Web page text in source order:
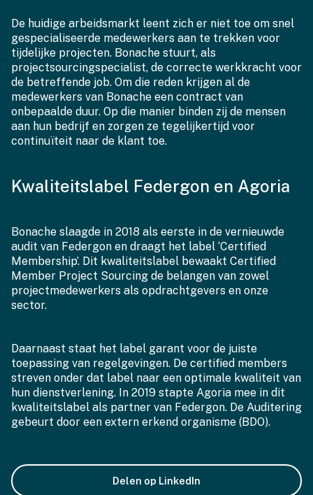
De huidige arbeidsmarkt leent zich er niet toe om snel
gespecialiseerde medewerkers aan te trekken voor
tijdelijke projecten. Bonache stuurt, als
projectsourcingspecialist, de correcte werkkracht voor
de betreffende job. Om die reden krijgen al de
medewerkers van Bonache een contract van
onbepaalde duur. Op die manier binden zij de mensen
aan hun bedrijf en zorgen ze tegelijkertijd voor
continuïteit naar de klant toe.
Kwaliteitslabel Federgon en Agoria
Bonache slaagde in 2018 als eerste in de vernieuwde
audit van Federgon en draagt het label ‘Certified
Membership’. Dit kwaliteitslabel bewaakt Certified
Member Project Sourcing de belangen van zowel
projectmedewerkers als opdrachtgevers en onze
sector.
Daarnaast staat het label garant voor de juiste
toepassing van regelgevingen. De certified members
streven onder dat label naar een optimale kwaliteit van
hun dienstverlening. In 2019 stapte Agoria mee in dit
kwaliteitslabel als partner van Federgon. De Auditering
gebeurt door een extern erkend organisme (BDO).
Delen op LinkedIn